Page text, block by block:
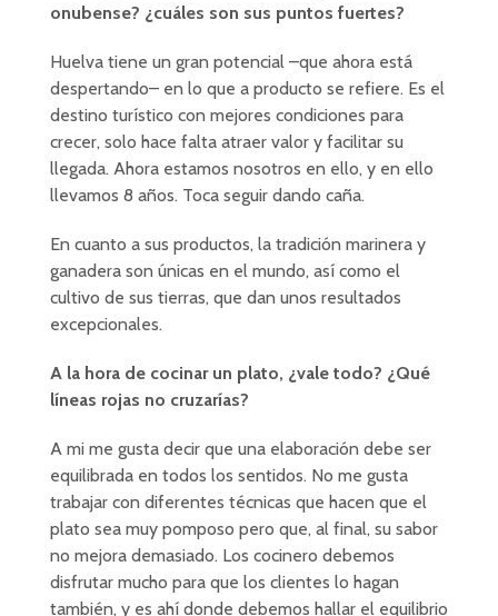
onubense? ¿cuáles son sus puntos fuertes?
Huelva tiene un gran potencial –que ahora está
despertando– en lo que a producto se refiere. Es el
destino turístico con mejores condiciones para
crecer, solo hace falta atraer valor y facilitar su
llegada. Ahora estamos nosotros en ello, y en ello
llevamos 8 años. Toca seguir dando caña.
En cuanto a sus productos, la tradición marinera y
ganadera son únicas en el mundo, así como el
cultivo de sus tierras, que dan unos resultados
excepcionales.
A la hora de cocinar un plato, ¿vale todo? ¿Qué
líneas rojas no cruzarías?
A mi me gusta decir que una elaboración debe ser
equilibrada en todos los sentidos. No me gusta
trabajar con diferentes técnicas que hacen que el
plato sea muy pomposo pero que, al final, su sabor
no mejora demasiado. Los cocinero debemos
disfrutar mucho para que los clientes lo hagan
también, y es ahí donde debemos hallar el equilibrio